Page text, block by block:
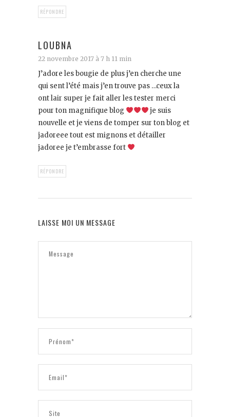
RÉPONDRE
LOUBNA
22 novembre 2017 à 7 h 11 min
J’adore les bougie de plus j’en cherche une
qui sent l’été mais j’en trouve pas …ceux la
ont lair super je fait aller les tester merci
pour ton magnifique blog
je suis
nouvelle et je viens de tomper sur ton blog et
jadoreee tout est mignons et détailler
jadoree je t’embrasse fort
RÉPONDRE
LAISSE MOI UN MESSAGE